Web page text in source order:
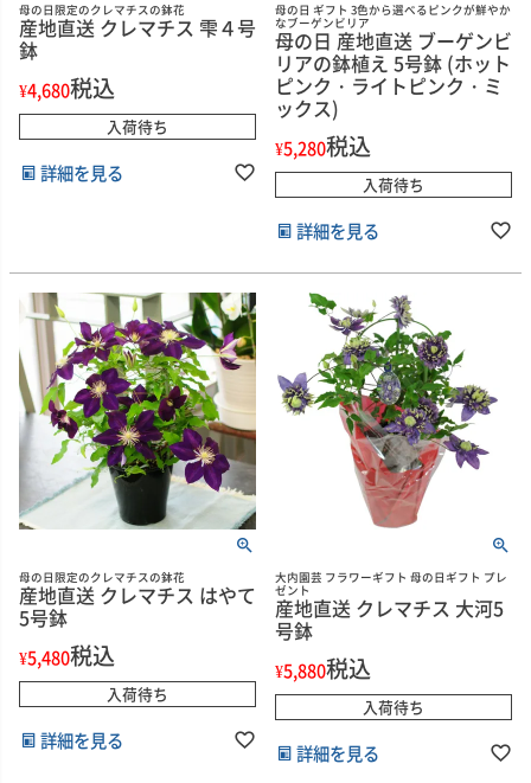
母の日限定のクレマチスの鉢花
産地直送 クレマチス 雫４号
鉢
¥4,680税込
入荷待ち
詳細を見る
母の日 ギフト 3色から選べるピンクが鮮やか
なブーゲンビリア
母の日 産地直送 ブーゲンビ
リアの鉢植え 5号鉢 (ホット
ピンク・ライトピンク・ミ
ックス)
¥5,280税込
入荷待ち
詳細を見る
母の日限定のクレマチスの鉢花
産地直送 クレマチス はやて
5号鉢
¥5,480税込
入荷待ち
詳細を見る
大内園芸 フラワーギフト 母の日ギフト プレ
ゼント
産地直送 クレマチス 大河5
号鉢
¥5,880税込
入荷待ち
詳細を見る